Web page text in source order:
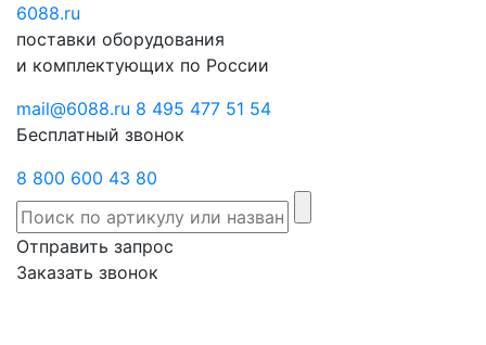
6088.ru
поставки оборудования
и комплектующих по России
mail@6088.ru 8 495 477 51 54
Бесплатный звонок
8 800 600 43 80
Отправить запрос
Заказать звонок
Отправить
запрос
звонок